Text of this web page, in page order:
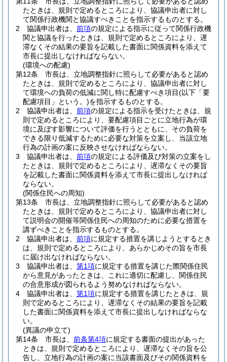
たときは、規則で定めるところにより、協議申出者に対し
て関係行政機関と協議すべきことを指示するものとする。
2
協議申出者は、 前項の規定による指示に従って関係行政機
関と協議を行ったときは、規則で定めるところにより、遅
滞なくその結果の要旨を記載した書面に関係資料を添えて
市長に提出しなければならない。
(環境への配慮)
第12条
市長は、立地調整指針に照らして必要があると認め
たときは、規則で定めるところにより、協議申出者に対し
て環境への負荷の低減に関し特に配慮すべき項目(以下「要
配慮項目」という。)を指示するものとする。
2
協議申出者は、 前項の規定による指示を受けたときは、規
則で定めるところにより、要配慮項目ごとに立地行為が環
境に及ぼす影響について評価を行うとともに、その負荷を
できる限り低減するために必要な対策を立案し、当該立地
行為の計画の案に反映させなければならない。
3
協議申出者は、 前項の規定による評価及び対策の立案をし
たときは、規則で定めるところにより、遅滞なくその要旨
を記載した書面に関係資料を添えて市長に提出しなければ
ならない。
(関係住民への周知)
第13条
市長は、立地調整指針に照らして必要があると認め
たときは、規則で定めるところにより、協議申出者に対し
て説明会の開催等関係住民への周知のために必要な措置を
講ずべきことを指示するものとする。
2
協議申出者は、 前項に規定する措置を講じようとするとき
は、規則で定めるところにより、あらかじめその旨を市長
に届け出なければならない。
3
協議申出者は、 第1項に規定する措置を講じた際関係住民
から意見があったときは、これに適切に配慮し、関係住民
の合意形成が図られるよう努めなければならない。
4
協議申出者は、 第1項に規定する措置を講じたときは、規
則で定めるところにより、遅滞なくその結果の要旨を記載
した書面に関係資料を添えて市長に提出しなければならな
い。
(異議の申立て)
第14条
市長は、 前条第4項に規定する書面の提出があった
ときは、規則で定めるところにより、遅滞なくその旨を公
告し、立地行為の計画の案に当該書面及びその関係資料を